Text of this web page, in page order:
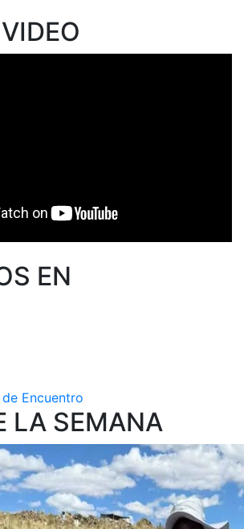
EN
Encuentro
LA SEMANA